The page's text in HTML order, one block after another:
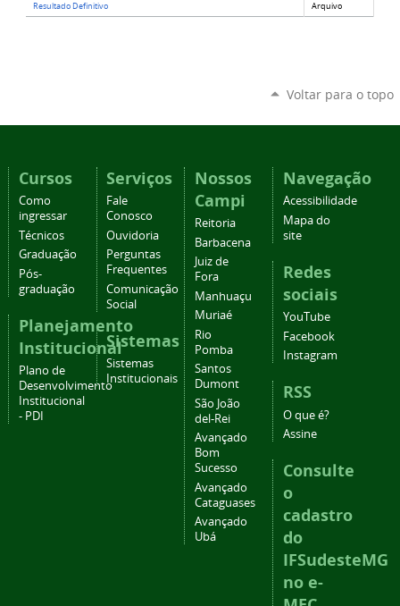
Resultado Definitivo
Arquivo
Voltar para o topo
Cursos
Como
ingressar
Técnicos
Graduação
Pós-
graduação
Planejamento
Institucional
Plano de
Desenvolvimento
Institucional
- PDI
Serviços
Fale
Conosco
Ouvidoria
Perguntas
Frequentes
Comunicação
Social
Sistemas
Sistemas
Institucionais
Nossos
Campi
Reitoria
Barbacena
Juiz de
Fora
Manhuaçu
Muriaé
Rio
Pomba
Santos
Dumont
São João
del-Rei
Avançado
Bom
Sucesso
Avançado
Cataguases
Avançado
Ubá
Navegação
Acessibilidade
Mapa do
site
Redes
sociais
YouTube
Facebook
Instagram
RSS
O que é?
Assine
Consulte
o
cadastro
do
IFSudesteMG
no e-